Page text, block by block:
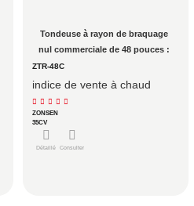
Tondeuse à rayon de braquage
nul commerciale de 48 pouces :
point d'entrée éprouvé pour les
flottes commerciales
ZTR-48C
indice de vente à chaud
ZONSEN
35CV
Détaillé Consulter